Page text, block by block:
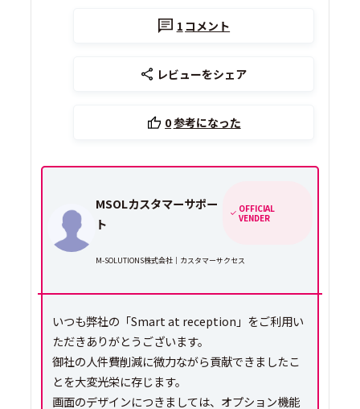
1 コメント
レビューをシェア
0参考になった
MSOLカスタマーサポー
ト
OFFICIAL
VENDER
M-SOLUTIONS株式会社｜カスタマーサクセス
いつも弊社の「Smart at reception」をご利用い
ただきありがとうございます。
御社の人件費削減に微力ながら貢献できましたこ
とを大変光栄に存じます。
画面のデザインにつきましては、オプション機能